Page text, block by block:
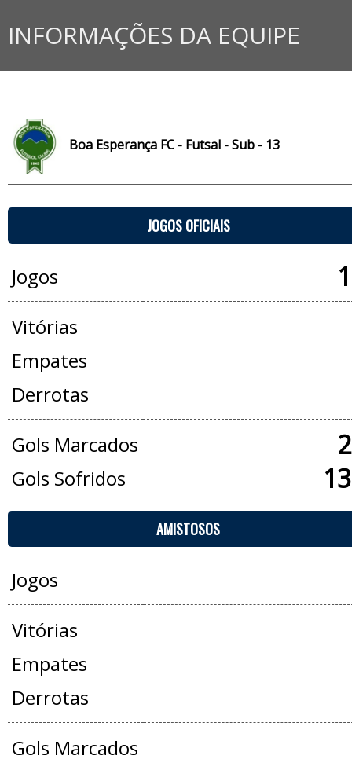
INFORMAÇÕES DA EQUIPE
Boa Esperança FC - Futsal - Sub - 13
JOGOS OFICIAIS
Jogos
Vitórias
Empates
Derrotas
Gols Marcados
Gols Sofridos
AMISTOSOS
Jogos
Vitórias
Empates
Derrotas
Gols Marcados